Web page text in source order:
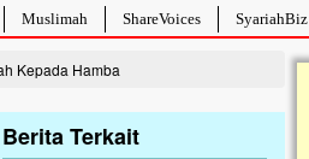
Muslimah ShareVoices SyariahBiz
Kepada Hamba
Berita Terkait